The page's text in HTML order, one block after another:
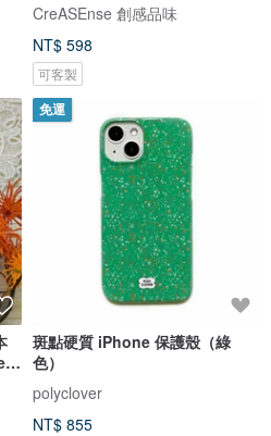
CreASEnse 創感品味
NT$ 598
可客製
免運
斑點硬質 iPhone 保護殼（綠
色）
polyclover
NT$ 855